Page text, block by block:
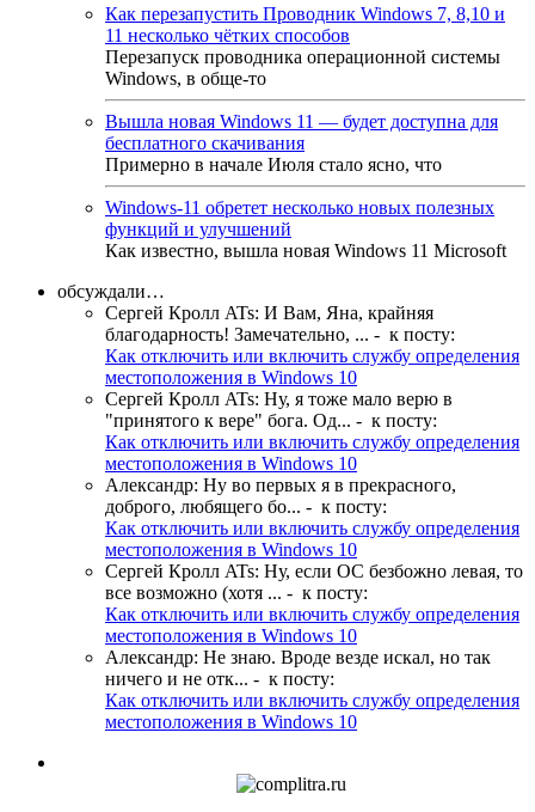
Как перезапустить Проводник Windows 7, 8,10 и
11 несколько чётких способов
Перезапуск проводника операционной системы
Windows, в обще-то
Вышла новая Windows 11 — будет доступна для
бесплатного скачивания
Примерно в начале Июля стало ясно, что
Windows-11 обретет несколько новых полезных
функций и улучшений
Как известно, вышла новая Windows 11 Microsoft
обсуждали…
Сергей Кролл ATs: И Вам, Яна, крайняя
благодарность! Замечательно, ... - к посту:
Как отключить или включить службу определения
местоположения в Windows 10
Сергей Кролл ATs: Ну, я тоже мало верю в
"принятого к вере" бога. Од... - к посту:
Как отключить или включить службу определения
местоположения в Windows 10
Александр: Ну во первых я в прекрасного,
доброго, любящего бо... - к посту:
Как отключить или включить службу определения
местоположения в Windows 10
Сергей Кролл ATs: Ну, если ОС безбожно левая, то
все возможно (хотя ... - к посту:
Как отключить или включить службу определения
местоположения в Windows 10
Александр: Не знаю. Вроде везде искал, но так
ничего и не отк... - к посту:
Как отключить или включить службу определения
местоположения в Windows 10